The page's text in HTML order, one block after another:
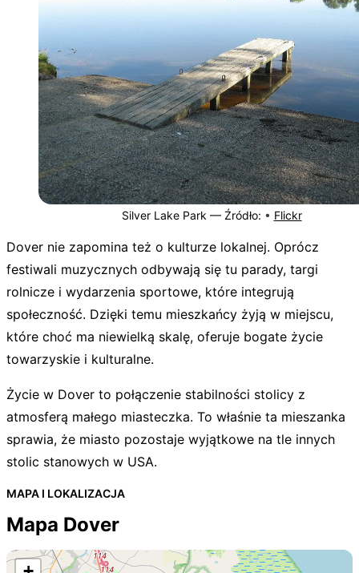
Silver Lake Park — Źródło: • Flickr
Dover nie zapomina też o kulturze lokalnej. Oprócz
festiwali muzycznych odbywają się tu parady, targi
rolnicze i wydarzenia sportowe, które integrują
społeczność. Dzięki temu mieszkańcy żyją w miejscu,
które choć ma niewielką skalę, oferuje bogate życie
towarzyskie i kulturalne.
Życie w Dover to połączenie stabilności stolicy z
atmosferą małego miasteczka. To właśnie ta mieszanka
sprawia, że miasto pozostaje wyjątkowe na tle innych
stolic stanowych w USA.
MAPA I LOKALIZACJA
Mapa Dover